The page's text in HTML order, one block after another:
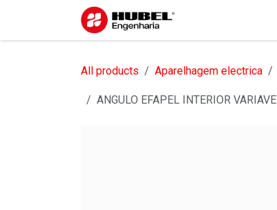
Pular para o conteúdo
All products Aparelhagem electrica
ANGULO EFAPEL INTERIOR